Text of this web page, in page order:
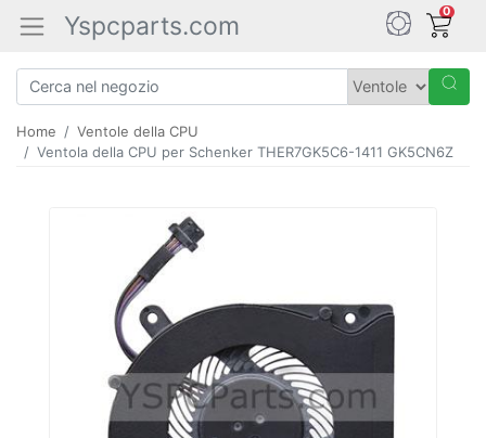
Yspcparts.com 0
Home
Ventole della CPU
Ventola della CPU per Schenker THER7GK5C6-1411 GK5CN6Z